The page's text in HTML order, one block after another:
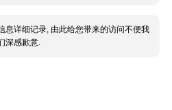
息详细记录, 由此给您带来的访问不便我
深感歉意.